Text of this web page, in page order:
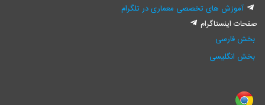
آموزش های تخصصی معماری در تلگرام
صفحات اینستاگرام
بخش فارسی
بخش انگلیسی